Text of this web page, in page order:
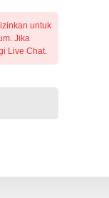
untuk
Jika
Live Chat.